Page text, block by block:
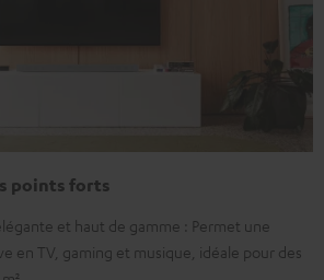
points forts
et haut de gamme : Permet une
en TV, gaming et musique, idéale pour des